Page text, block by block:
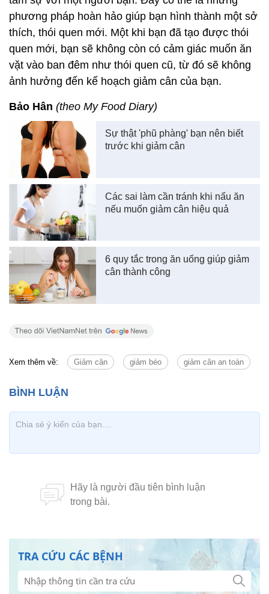
phương pháp hoàn hảo giúp bạn hình thành một sở
thích, thói quen mới. Một khi bạn đã tạo được thói
quen mới, bạn sẽ không còn có cảm giác muốn ăn
vặt vào ban đêm như thói quen cũ, từ đó sẽ không
ảnh hưởng đến kế hoạch giảm cân của bạn.
Bảo Hân (theo My Food Diary)
Sự thật 'phũ phàng' bạn nên biết
trước khi giảm cân
Các sai làm cần tránh khi nấu ăn
nếu muốn giảm cân hiệu quả
6 quy tắc trong ăn uống giúp giảm
cân thành công
Xem thêm về: Giảm cân giảm béo giảm cân an toàn
TRA CỨU CÁC BỆNH